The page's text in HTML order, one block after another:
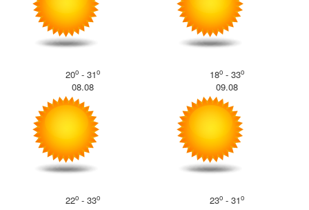
20o- 31o 18o- 33o
08.08
22o- 33o
09.08
23o- 31o